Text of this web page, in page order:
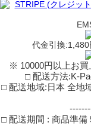
代金引換
※ 10000円以上お買
□ 配送方法:K-
□ 配送地域:日本 全地
□ 配送期間 : 商品準備